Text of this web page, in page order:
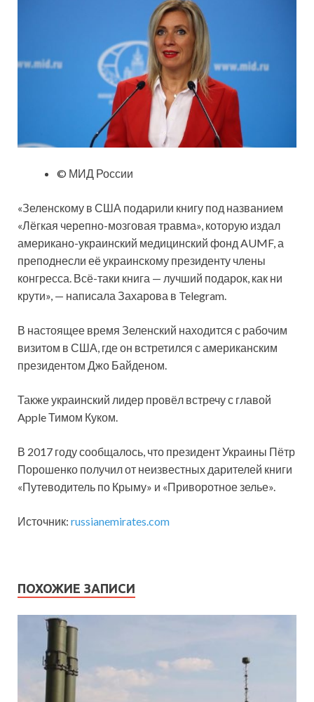
© МИД России
«Зеленскому в США подарили книгу под названием
«Лёгкая черепно-мозговая травма», которую издал
американо-украинский медицинский фонд AUMF, а
преподнесли её украинскому президенту члены
конгресса. Всё-таки книга — лучший подарок, как ни
крути», — написала Захарова в Telegram.
В настоящее время Зеленский находится с рабочим
визитом в США, где он встретился с американским
президентом Джо Байденом.
Также украинский лидер провёл встречу с главой
Apple Тимом Куком.
В 2017 году сообщалось, что президент Украины Пётр
Порошенко получил от неизвестных дарителей книги
«Путеводитель по Крыму» и «Приворотное зелье».
Источник: russianemirates.com
ПОХОЖИЕ ЗАПИСИ